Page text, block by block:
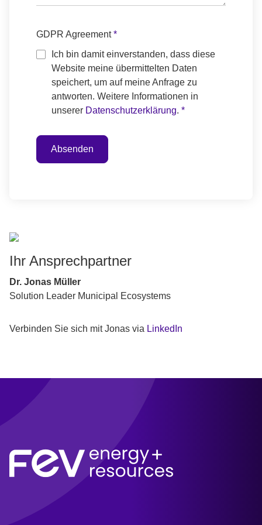
GDPR Agreement*
Ich bin damit einverstanden, dass diese
Website meine übermittelten Daten
speichert, um auf meine Anfrage zu
antworten. Weitere Informationen in
unserer Datenschutzerklärung.*
Absenden
Ihr Ansprechpartner
Dr. Jonas Müller
Solution Leader Municipal Ecosystems
Verbinden Sie sich mit Jonas via LinkedIn